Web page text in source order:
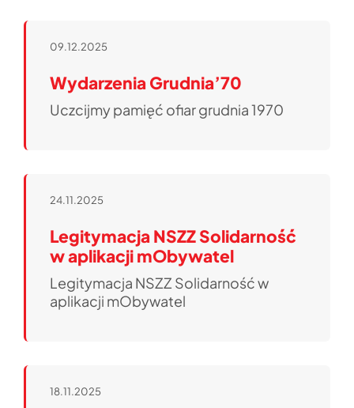
09.12.2025
Wydarzenia Grudnia’70
Uczcijmy pamięć ofiar grudnia 1970
24.11.2025
Legitymacja NSZZ Solidarność
w aplikacji mObywatel
Legitymacja NSZZ Solidarność w
aplikacji mObywatel
18.11.2025